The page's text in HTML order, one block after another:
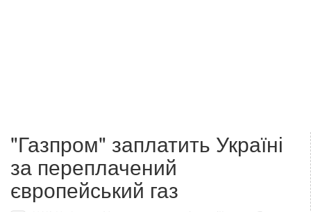
"Газпром" заплатить Україні
за переплачений
європейський газ